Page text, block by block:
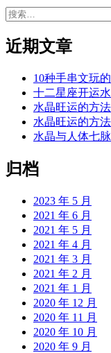
搜
近期文章
10种手串文玩
十二星座开运
水晶旺运的方法
水晶旺运的方
水晶与人体七
归档
2023 年 5 月
2021 年 6 月
2021 年 5 月
2021 年 4 月
2021 年 3 月
2021 年 2 月
2021 年 1 月
2020 年 12 月
2020 年 11 月
2020 年 10 月
2020 年 9 月